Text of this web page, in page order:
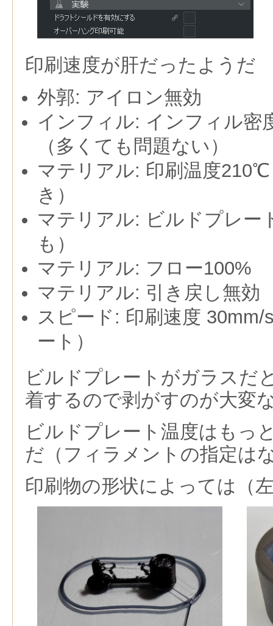
印刷速度が肝だったようだ
外郭: アイロン無効
インフィル: インフィル密
（多くても問題ない）
マテリアル: 印刷温度
き）
マテリアル: ビルドプレー
も）
マテリアル: フロー100%
マテリアル: 引き戻し無効
スピード: 印刷速度 30mm/
ート）
ビルドプレートがガラスだ
着するので剥がすのが大変
ビルドプレート温度はもっ
だ（フィラメントの指定は
印刷物の形状によっては（